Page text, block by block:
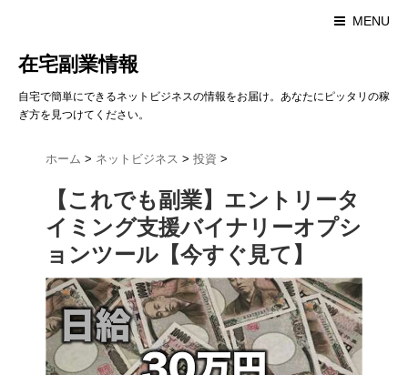
MENU
在宅副業情報
自宅で簡単にできるネットビジネスの情報をお届け。あなたにピッタリの稼
ぎ方を見つけてください。
ホーム > ネットビジネス > 投資 >
【これでも副業】エントリータ
イミング支援バイナリーオプシ
ョンツール【今すぐ見て】